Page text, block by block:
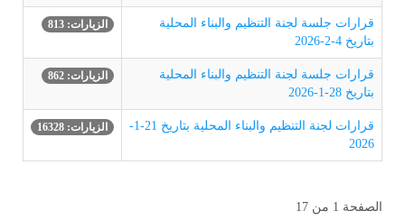
قرارات جلسة لجنة التنظيم والبناء المحلية
بتاريخ 4-2-2026
الزيارات: 813
قرارات جلسة لجنة التنظيم والبناء المحلية
بتاريخ 28-1-2026
الزيارات: 862
قرارات لجنة التنظيم والبناء المحلية بتاريخ 21-1-
2026
الزيارات: 16328
الصفحة 1 من 17